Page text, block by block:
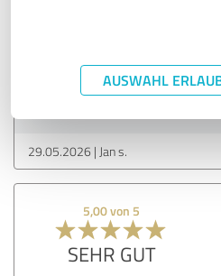
AUSWAHL
Kompetent und arbeitet
Erfahrungsbericht &
29.05.2026 Jan s.
5,00 von 5
SEHR GUT